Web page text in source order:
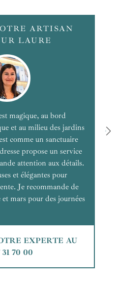
ARTISAN
LAURE
magique, au bord
et au milieu des jardins
comme un sanctuaire
propose un service
attention aux détails.
et élégantes pour
Je recommande de
mars pour des journées
EXPERTE AU
31 70 00